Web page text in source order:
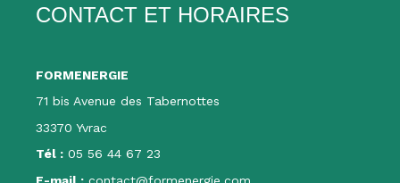
CONTACT ET HORAIRES
FORMENERGIE
71 bis Avenue des Tabernottes
33370 Yvrac
Tél : 05 56 44 67 23
E-mail : contact@formenergie.com